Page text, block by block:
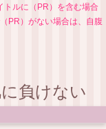
トルに（PR）を含む場合
PR）がない場合は、自腹
負けない